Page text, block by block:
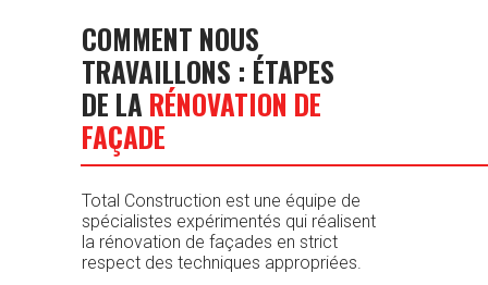
COMMENT NOUS
TRAVAILLONS : ÉTAPES
DE LA RÉNOVATION DE
FAÇADE
Total Construction est une équipe de
spécialistes expérimentés qui réalisent
la rénovation de façades en strict
respect des techniques appropriées.